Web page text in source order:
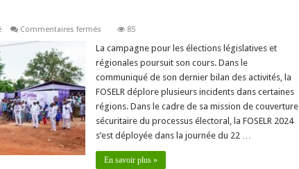
Commentaires ferméssur
Électorale
Des
incidents
enregistrés
dans
le
camp
d’UNIR
du
85
La campagne pour les élections législatives et
régionales poursuit son cours. Dans le
communiqué de son dernier bilan des activités, la
FOSELR déplore plusieurs incidents dans certaines
régions. Dans le cadre de sa mission de couverture
sécuritaire du processus électoral, la FOSELR 2024
s’est déployée dans la journée du 22 …
En savoir plus »